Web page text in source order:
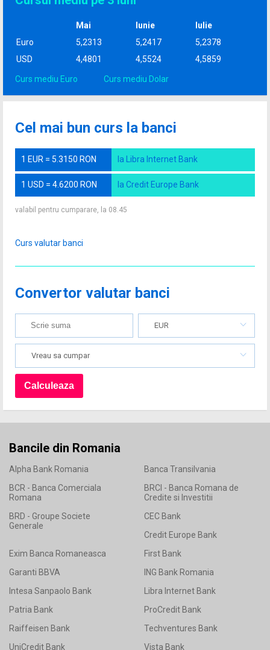
Mai Iunie
Iulie
Euro
5,2313 5,2417
5,2378
USD
4,4801 4,5524 4,5859
Curs mediu Euro Curs mediu Dolar
Cel mai bun curs la banci
1 EUR = 5.3150 RON la Libra Internet Bank
1 USD = 4.6200 RON la Credit Europe Bank
valabil pentru cumparare, la 08.45
Curs valutar banci
Convertor valutar banci
EUR
Vreau sa cumpar
Bancile din Romania
Alpha Bank Romania
Banca Transilvania
BCR - Banca Comerciala
Romana
BRCI - Banca Romana de
Credite si Investitii
BRD - Groupe Societe
Generale
CEC Bank
Credit Europe Bank
Exim Banca Romaneasca
First Bank
Garanti BBVA
ING Bank Romania
Intesa Sanpaolo Bank
Libra Internet Bank
Patria Bank
ProCredit Bank
Raiffeisen Bank
Techventures Bank
UniCredit Bank
Vista Bank